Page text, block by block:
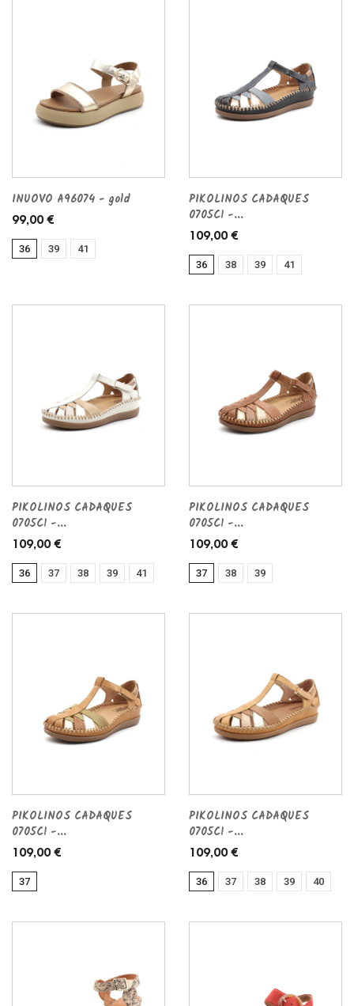
INUOVO A96074 - gold
99,00 €
36 39 41
PIKOLINOS CADAQUES
0705C1 -...
109,00 €
36 38 39 41
PIKOLINOS CADAQUES
0705C1 -...
109,00 €
36 37 38 39 41
PIKOLINOS CADAQUES
0705C1 -...
109,00 €
37 38 39
PIKOLINOS CADAQUES
0705C1 -...
109,00 €
37
PIKOLINOS CADAQUES
0705C1 -...
109,00 €
36 37 38 39 40